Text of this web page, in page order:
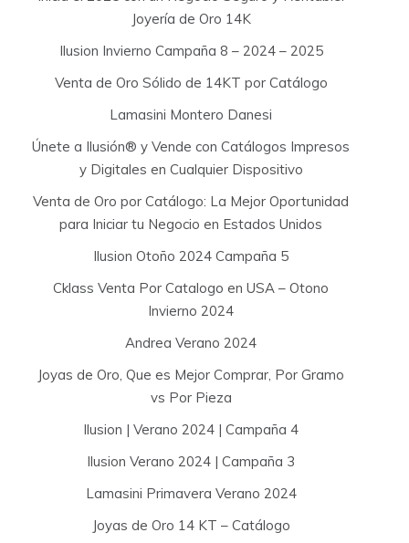
Joyería de Oro 14K
Ilusion Invierno Campaña 8 – 2024 – 2025
Venta de Oro Sólido de 14KT por Catálogo
Lamasini Montero Danesi
Únete a Ilusión® y Vende con Catálogos Impresos
y Digitales en Cualquier Dispositivo
Venta de Oro por Catálogo: La Mejor Oportunidad
para Iniciar tu Negocio en Estados Unidos
Ilusion Otoño 2024 Campaña 5
Cklass Venta Por Catalogo en USA – Otono
Invierno 2024
Andrea Verano 2024
Joyas de Oro, Que es Mejor Comprar, Por Gramo
vs Por Pieza
Ilusion | Verano 2024 | Campaña 4
Ilusion Verano 2024 | Campaña 3
Lamasini Primavera Verano 2024
Joyas de Oro 14 KT – Catálogo